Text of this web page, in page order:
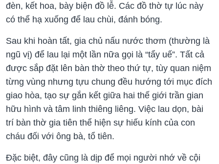
đèn, kết hoa, bày biện đồ lễ. Các đồ thờ tự lúc này
có thể hạ xuống để lau chùi, đánh bóng.
Sau khi hoàn tất, gia chủ nấu nước thơm (thường là
ngũ vị) để lau lại một lần nữa gọi là “tẩy uế”. Tất cả
được sắp đặt lên bàn thờ theo thứ tự, tùy quan niệm
từng vùng nhưng tựu chung đều hướng tới mục đích
giao hòa, tạo sự gắn kết giữa hai thế giới trần gian
hữu hình và tâm linh thiêng liêng. Việc lau dọn, bài
trí bàn thờ gia tiên thể hiện sự hiếu kính của con
cháu đối với ông bà, tổ tiên.
Đặc biệt, đây cũng là dịp để mọi người nhớ về cội